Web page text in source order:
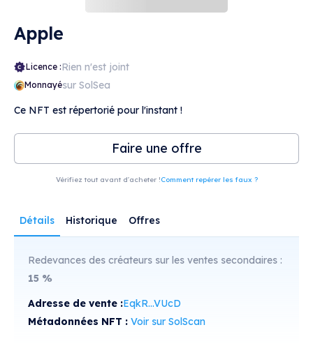
Apple
Licence :Rien n'est joint
Monnayésur SolSea
Ce NFT est répertorié pour l'instant !
Faire une offre
Vérifiez tout avant d'acheter !Comment repérer les faux ?
Détails Historique Offres
Redevances des créateurs sur les ventes secondaires :
15 %
Adresse de vente :EqkR...VUcD
Métadonnées NFT : Voir sur SolScan